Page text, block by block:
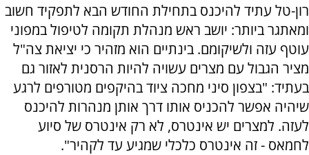
רון-טל עתיד להיכנס בתחילת החודש הבא לתפקיד חשוב
ומאתגר ביותר: יושב ראש מנהלת תקומה לטיפול במפוני
עוטף עזה ולשיקומם. בינתיים הוא מזהיר כי יציאת צה"ל
מציר הגבול עם מצרים עשויה להיות הרסנית לאזור גם
בעתיד: "בצפון סיני מחכה ציוד בהיקפים מטורפים לרגע
שיהיה אפשר להכניס אותו דרך אותן מנהרות להיכנס
לעזה. למצרים יש אינטרס, לא רק אינטרס של סיוע
לחמאס - זה אינטרס כלכלי שמגיע עד לקהיר".